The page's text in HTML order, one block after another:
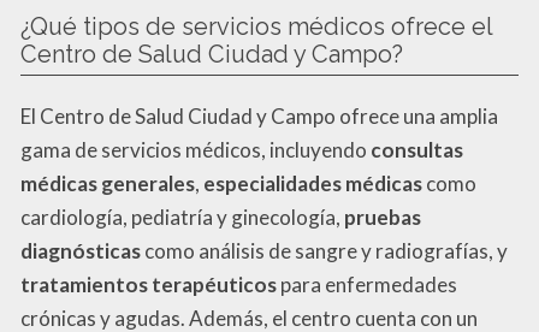
¿Qué tipos de servicios médicos ofrece el
Centro de Salud Ciudad y Campo?
El Centro de Salud Ciudad y Campo ofrece una amplia
gama de servicios médicos, incluyendo consultas
médicas generales, especialidades médicascomo
cardiología, pediatría y ginecología, pruebas
diagnósticascomo análisis de sangre y radiografías, y
tratamientos terapéuticospara enfermedades
crónicas y agudas. Además, el centro cuenta con un